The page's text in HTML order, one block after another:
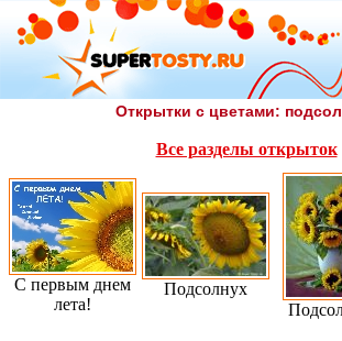
Открытки с цветами:
Все разделы открыток
С первым днем
лета!
Подсолнух